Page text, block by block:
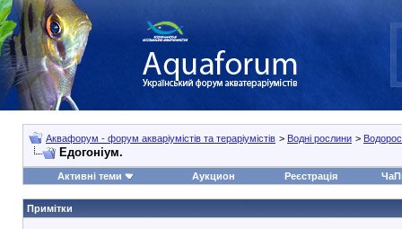
Аквафорум - форум акваріумістів та тераріумістів > Водні рослини >
Едогоніум.
Активні теми Аукцион Реєстрація
Примітки